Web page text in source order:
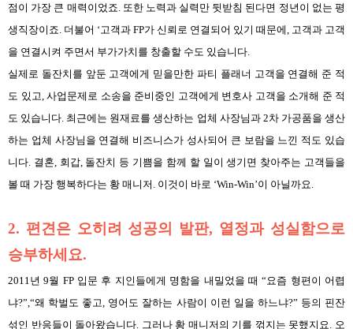
점이 가장 큰 매력이었죠. 또한 노력과 실력만 뒷받침 된다면 정년이 없는 평
생직장이죠. 더불어 ‘고객과 FP가 신뢰로 연결되어 있기 때문에, 고객과 고객
을 연결시켜 주면서 부가가치를 창출할 수도 있습니다.
실제로 돌잔치를 앞둔 고객에게 믿을만한 파티 플래너 고객을 연결해 준 적
도 있고, 사업문제로 소송을 준비중인 고객에게 변호사 고객을 소개해 준 적
도 있습니다. 최근에는 원재료를 생산하는 업체 사장님과 2차 가공품을 생산
하는 업체 사장님을 연결해 비즈니스가 성사되어 큰 보람을 느낀 적도 있습
니다. 결혼, 회갑, 돌잔치 등 기쁨을 함께 할 일이 생기면 찾아주는 고객들을
볼 때 가장 행복하다는 황 매니저. 이것이 바로 ‘Win-Win’이 아닐까요.
2. 편견은 오히려 성공의 발판, 열정과 성실함으로
승부하세요.
2011년 9월 FP 입문 후 지인들에게 명함을 내밀었을 때 “요즘 형편이 어렵
냐?”,“왜 학벌도 좋고, 영어도 잘하는 사람이 이런 일을 하느냐?” 등의 핀잔
섞인 반응들이 돌아왔습니다. 그러나 황 매니저의 기를 꺾지는 못했지요. 오